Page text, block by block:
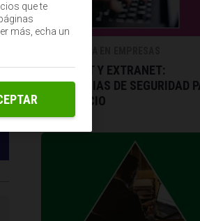
INTRANET Y EXTRANET:
DIFERENCIAS DE SEGURIDAD
TU NEGOCIO
que te
más, echa un